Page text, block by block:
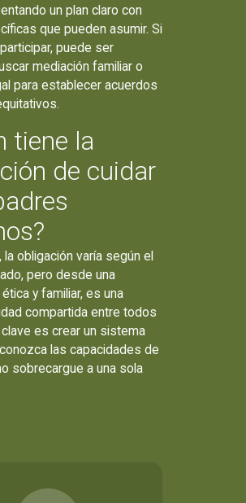
un plan claro con
que pueden asumir. Si
puede ser
mediación familiar o
para establecer acuerdos
tiene la
de cuidar
la obligación varía según el
pero desde una
y familiar, es una
compartida entre todos
es crear un sistema
las capacidades de
sobrecargue a una sola